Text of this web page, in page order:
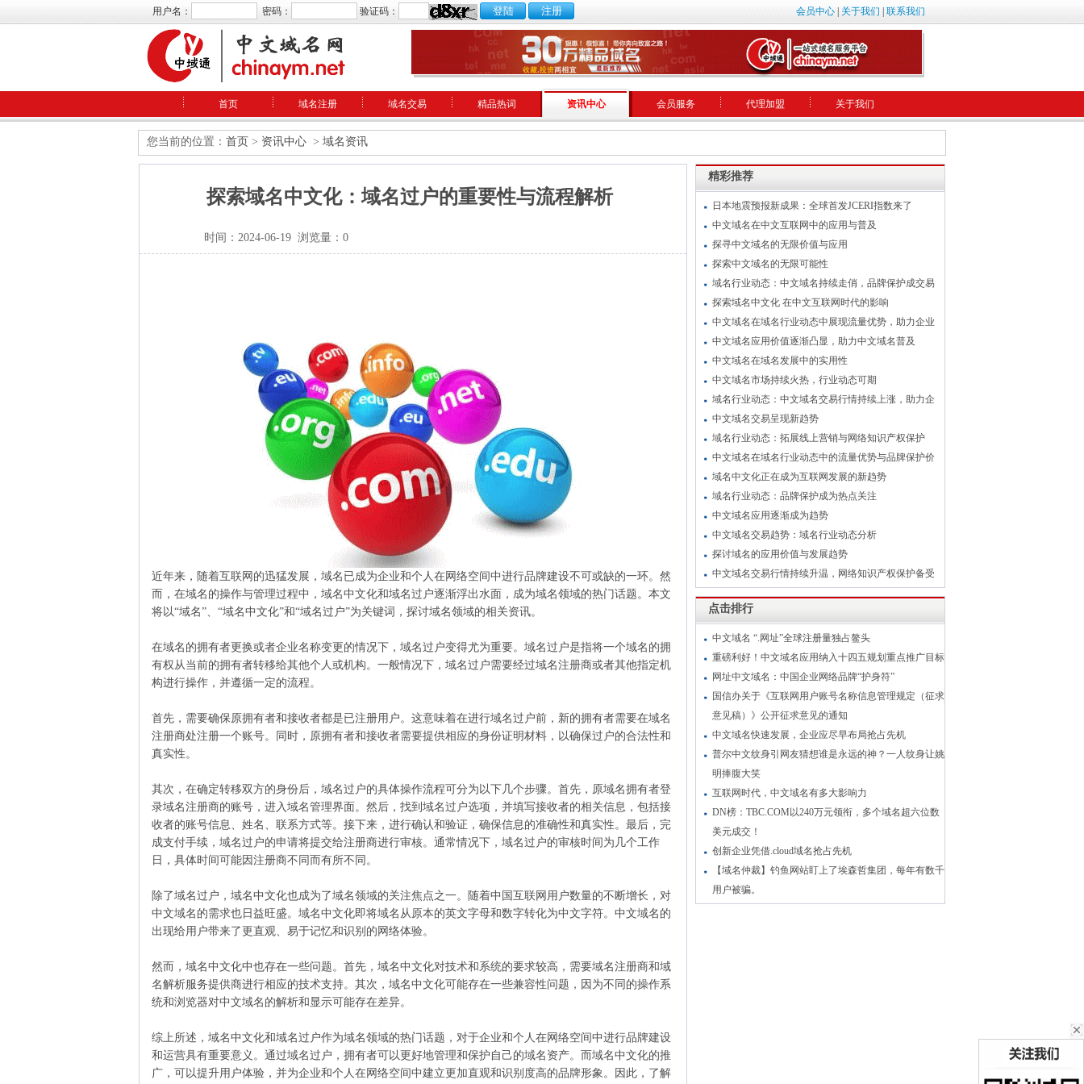
会员中心 关于我们 联系我们
用户名： 密码： 验证码：
首页 域名注册 域名交易 精品热词 资讯中心 会员服务 代理加盟 关于我们
您当前的位置： 首页 > 资讯中心 > 域名资讯
探索域名中文化：域名过户的重要性与流程解析
时间：2024-06-19 浏览量：0
近年来，随着互联网的迅猛发展，域名已成为企业和个人在网络空间中进行品牌建设不可或缺的一环。然
而，在域名的操作与管理过程中，域名中文化和域名过户逐渐浮出水面，成为域名领域的热门话题。本文
将以“域名”、“域名中文化”和“域名过户”为关键词，探讨域名领域的相关资讯。
在域名的拥有者更换或者企业名称变更的情况下，域名过户变得尤为重要。域名过户是指将一个域名的拥
有权从当前的拥有者转移给其他个人或机构。一般情况下，域名过户需要经过域名注册商或者其他指定机
构进行操作，并遵循一定的流程。
首先，需要确保原拥有者和接收者都是已注册用户。这意味着在进行域名过户前，新的拥有者需要在域名
注册商处注册一个账号。同时，原拥有者和接收者需要提供相应的身份证明材料，以确保过户的合法性和
真实性。
其次，在确定转移双方的身份后，域名过户的具体操作流程可分为以下几个步骤。首先，原域名拥有者登
录域名注册商的账号，进入域名管理界面。然后，找到域名过户选项，并填写接收者的相关信息，包括接
收者的账号信息、姓名、联系方式等。接下来，进行确认和验证，确保信息的准确性和真实性。最后，完
成支付手续，域名过户的申请将提交给注册商进行审核。通常情况下，域名过户的审核时间为几个工作
日，具体时间可能因注册商不同而有所不同。
除了域名过户，域名中文化也成为了域名领域的关注焦点之一。随着中国互联网用户数量的不断增长，对
中文域名的需求也日益旺盛。域名中文化即将域名从原本的英文字母和数字转化为中文字符。中文域名的
出现给用户带来了更直观、易于记忆和识别的网络体验。
然而，域名中文化中也存在一些问题。首先，域名中文化对技术和系统的要求较高，需要域名注册商和域
名解析服务提供商进行相应的技术支持。其次，域名中文化可能存在一些兼容性问题，因为不同的操作系
统和浏览器对中文域名的解析和显示可能存在差异。
综上所述，域名中文化和域名过户作为域名领域的热门话题，对于企业和个人在网络空间中进行品牌建设
和运营具有重要意义。通过域名过户，拥有者可以更好地管理和保护自己的域名资产。而域名中文化的推
广，可以提升用户体验，并为企业和个人在网络空间中建立更加直观和识别度高的品牌形象。因此，了解
精彩推荐
日本地震预报新成果：全球首发JCERI指数来了
中文域名在中文互联网中的应用与普及
探寻中文域名的无限价值与应用
探索中文域名的无限可能性
域名行业动态：中文域名持续走俏，品牌保护成交易
探索域名中文化 在中文互联网时代的影响
中文域名在域名行业动态中展现流量优势，助力企业
中文域名应用价值逐渐凸显，助力中文域名普及
中文域名在域名发展中的实用性
中文域名市场持续火热，行业动态可期
域名行业动态：中文域名交易行情持续上涨，助力企
中文域名交易呈现新趋势
域名行业动态：拓展线上营销与网络知识产权保护
中文域名在域名行业动态中的流量优势与品牌保护价
域名中文化正在成为互联网发展的新趋势
域名行业动态：品牌保护成为热点关注
中文域名应用逐渐成为趋势
中文域名交易趋势：域名行业动态分析
探讨域名的应用价值与发展趋势
中文域名交易行情持续升温，网络知识产权保护备受
点击排行
中文域名 “.网址”全球注册量独占鳌头
重磅利好！中文域名应用纳入十四五规划重点推广目标
网址中文域名：中国企业网络品牌“护身符”
国信办关于《互联网用户账号名称信息管理规定（征求
意见稿）》公开征求意见的通知
中文域名快速发展，企业应尽早布局抢占先机
普尔中文纹身引网友猜想谁是永远的神？一人纹身让姚
明捧腹大笑
互联网时代，中文域名有多大影响力
DN榜：TBC.COM以240万元领衔，多个域名超六位数
美元成交！
创新企业凭借.cloud域名抢占先机
【域名仲裁】钓鱼网站盯上了埃森哲集团，每年有数千
用户被骗。